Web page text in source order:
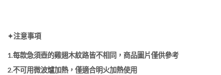
✦注意事項
1.每款急須壺的雞翅木紋路皆不相同，商品圖片僅供參考
2.不可用微波爐加熱，僅適合明火加熱使用